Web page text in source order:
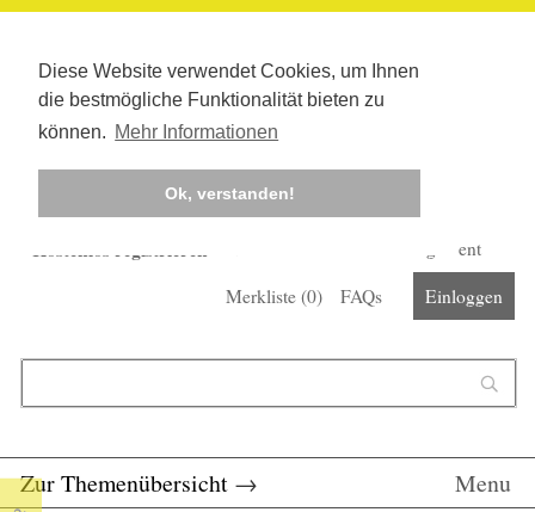
Diese Website verwendet Cookies, um Ihnen
die bestmögliche Funktionalität bieten zu
können. Mehr Informationen
Ok, verstanden!
Kostenlos registrieren
Corona-Management
Merkliste (0) FAQs Einloggen
Zur Themenübersicht → Menu